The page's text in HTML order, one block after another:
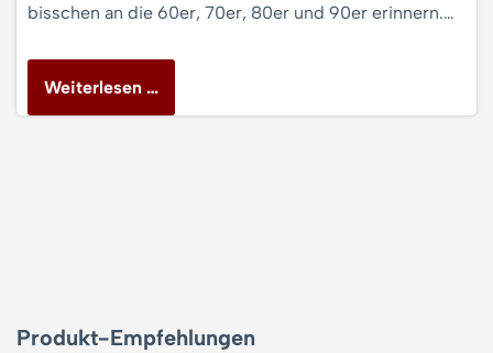
bisschen an die 60er, 70er, 80er und 90er erinnern.…
Weiterlesen …
Produkt-Empfehlungen